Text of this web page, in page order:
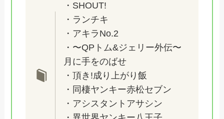
・SHOUT!
・ランチキ
・アキラNo.2
・〜QPトム&ジェリー外伝〜
月に手をのばせ
・頂き!成り上がり飯
・同棲ヤンキー赤松セブン
・アシスタントアサシン